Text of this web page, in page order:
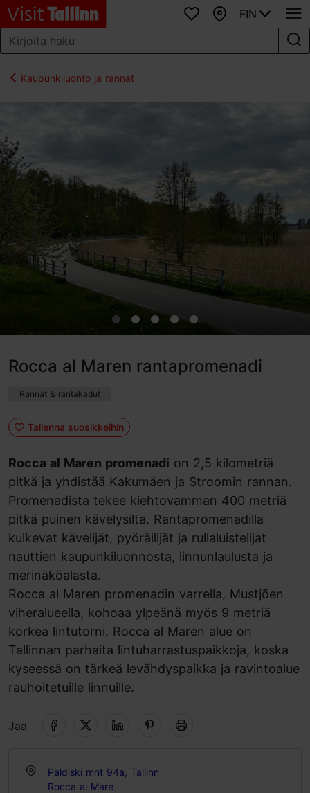
SuosikitKartta
FIN
Kaupunkiluonto ja rannat
Rocca al Maren rantapromenadi
Rannat & rantakadut
Tallenna suosikkeihin
Rocca al Maren promenadi on 2,5 kilometriä
pitkä ja yhdistää Kakumäen ja Stroomin rannan.
Promenadista tekee kiehtovamman 400 metriä
pitkä puinen kävelysilta. Rantapromenadilla
kulkevat kävelijät, pyöräilijät ja rullaluistelijat
nauttien kaupunkiluonnosta, linnunlaulusta ja
merinäköalasta.
Rocca al Maren promenadin varrella, Mustjõen
viheralueella, kohoaa ylpeänä myös 9 metriä
korkea lintutorni. Rocca al Maren alue on
Tallinnan parhaita lintuharrastuspaikkoja, koska
kyseessä on tärkeä levähdyspaikka ja ravintoalue
rauhoitetuille linnuille.
Jaa
Paldiski mnt 94a, Tallinn
Rocca al Mare